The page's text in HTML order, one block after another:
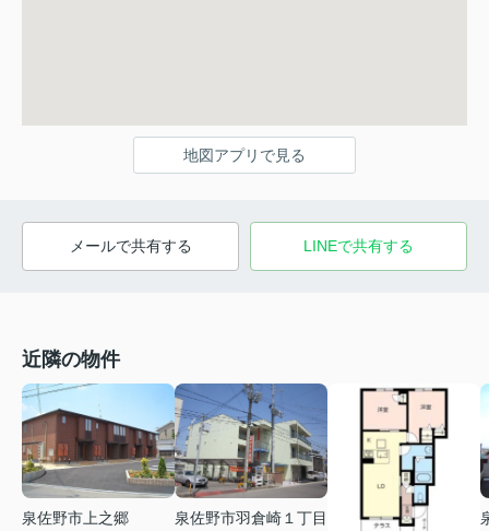
地図アプリで見る
メールで共有する LINEで共有する
近隣の物件
泉佐野市上之郷
泉佐野市羽倉崎１丁目